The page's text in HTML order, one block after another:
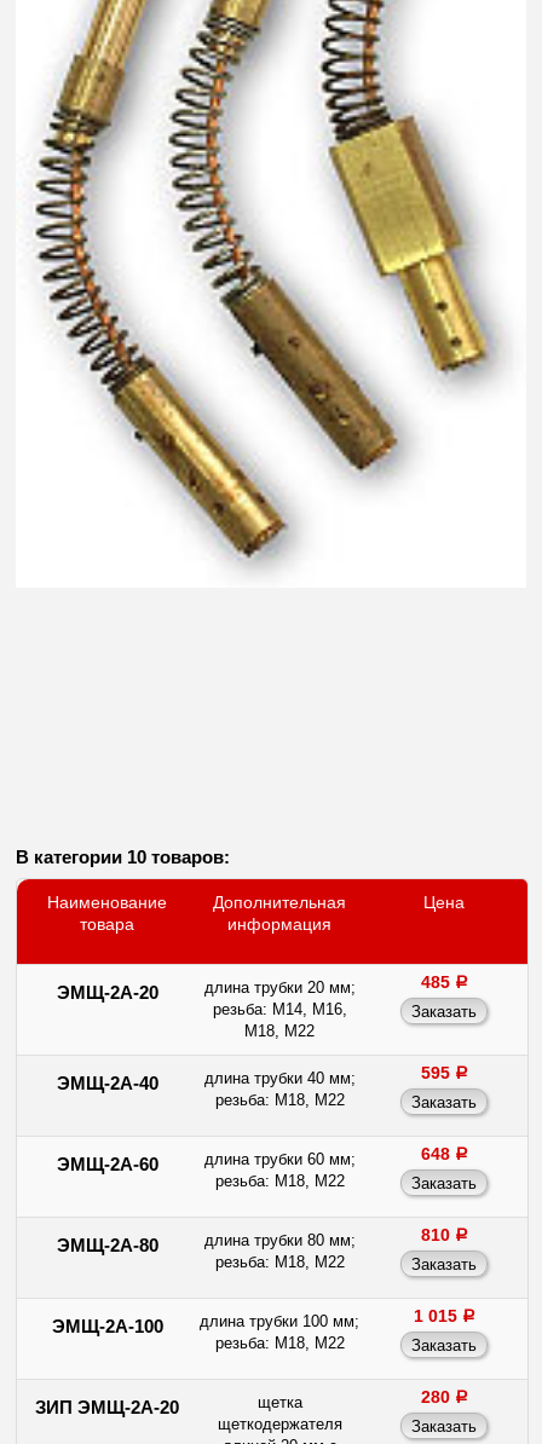
В категории 10 товаров:
Наименование
товара
Дополнительная
информация
Цена
ЭМЩ-2А-20
длина трубки 20 мм;
резьба: М14, М16,
М18, М22
485 a
ЭМЩ-2А-40
длина трубки 40 мм;
резьба: М18, М22
595 a
ЭМЩ-2А-60
длина трубки 60 мм;
резьба: М18, М22
648 a
ЭМЩ-2А-80
длина трубки 80 мм;
резьба: М18, М22
810 a
ЭМЩ-2А-100
длина трубки 100 мм;
резьба: М18, М22
1 015 a
ЗИП ЭМЩ-2А-20
щетка
щеткодержателя
280 a